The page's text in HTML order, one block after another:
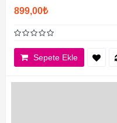
899,00₺
Sepete Ekle